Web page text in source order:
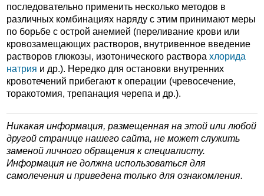
последовательно применить несколько методов в
различных комбинациях наряду с этим принимают меры
по борьбе с острой анемией (переливание крови или
кровозамещающих растворов, внутривенное введение
растворов глюкозы, изотонического раствора хлорида
натрия и др.). Нередко для остановки внутренних
кровотечений прибегают к операции (чревосечение,
торакотомия, трепанация черепа и др.).
Никакая информация, размещенная на этой или любой
другой странице нашего сайта, не может служить
заменой личного обращения к специалисту.
Информация не должна использоваться для
самолечения и приведена только для ознакомления.